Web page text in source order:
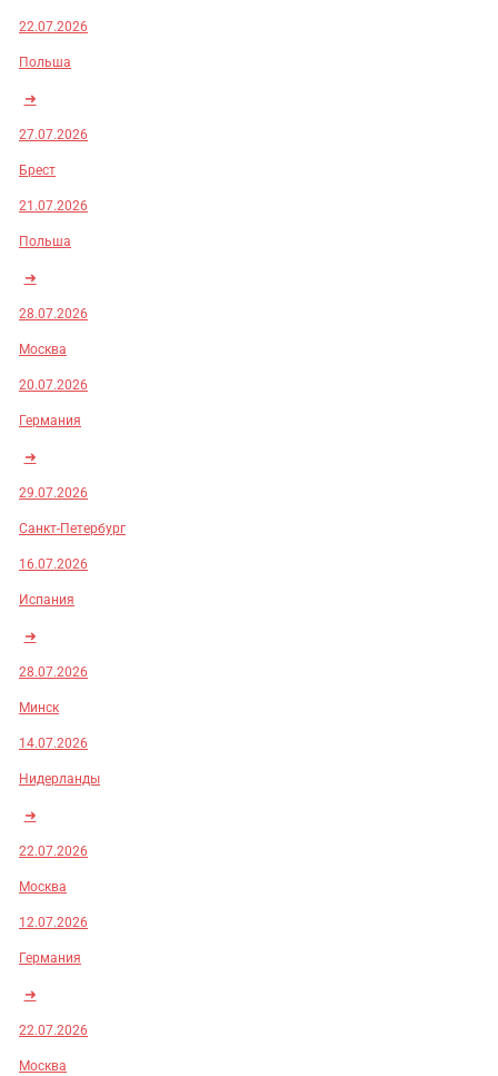
22.07.2026
Польша
➜
27.07.2026
Брест
21.07.2026
Польша
➜
28.07.2026
Москва
20.07.2026
Германия
➜
29.07.2026
Санкт-Петербург
16.07.2026
Испания
➜
28.07.2026
Минск
14.07.2026
Нидерланды
➜
22.07.2026
Москва
12.07.2026
Германия
➜
22.07.2026
Москва